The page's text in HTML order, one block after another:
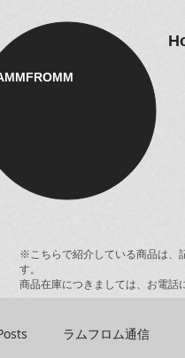
※こちらで紹介している商品は、
す。
商品在庫につきましては、お電話
ラムフロム通信